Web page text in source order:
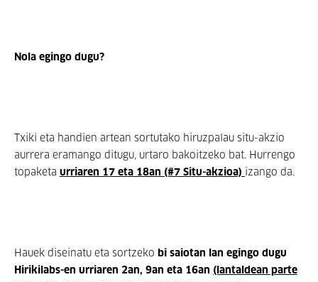
Nola egingo dugu?
Txiki eta handien artean sortutako hiruzpalau situ-akzio
aurrera eramango ditugu, urtaro bakoitzeko bat. Hurrengo
topaketa urriaren 17 eta 18an (#7 Situ-akzioa) izango da.
Hauek diseinatu eta sortzeko bi saiotan lan egingo dugu
Hirikilabs-en urriaren 2an, 9an eta 16an (lantaldean parte